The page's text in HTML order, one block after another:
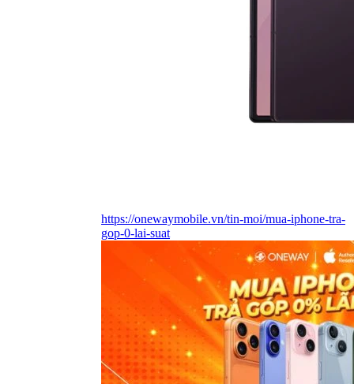
https://onewaymobile.vn/tin-moi/mua-iphone-tra-
gop-0-lai-suat